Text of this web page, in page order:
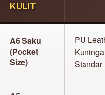
KULIT
A6 Saku
(Pocket
Size)
PU
Standar